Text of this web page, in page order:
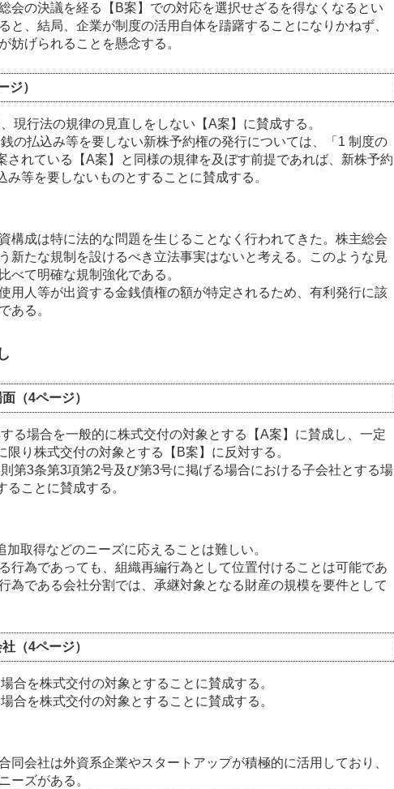
会の決議を経る【B案】での対応を選択せざるを得なくなるとい
と、結局、企業が制度の活用自体を躊躇することになりかねず、
妨げられることを懸念する。
ジ）
現行法の規律の見直しをしない【A案】に賛成する。
の払込み等を要しない新株予約権の発行については、「1 制度の
されている【A案】と同様の規律を及ぼす前提であれば、新株予約
み等を要しないものとすることに賛成する。
構成は特に法的な問題を生じることなく行われてきた。株主総会
新たな規制を設けるべき立法事実はないと考える。このような見
べて明確な規制強化である。
用人等が出資する金銭債権の額が特定されるため、有利発行に該
ある。
（4ページ）
る場合を一般的に株式交付の対象とする【A案】に賛成し、一定
限り株式交付の対象とする【B案】に反対する。
第3条第3項第2号及び第3号に掲げる場合における子会社とする場
ことに賛成する。
加取得などのニーズに応えることは難しい。
行為であっても、組織再編行為として位置付けることは可能であ
為である会社分割では、承継対象となる財産の規模を要件として
（4ページ）
合を株式交付の対象とすることに賛成する。
合を株式交付の対象とすることに賛成する。
同会社は外資系企業やスタートアップが積極的に活用しており、
ーズがある。